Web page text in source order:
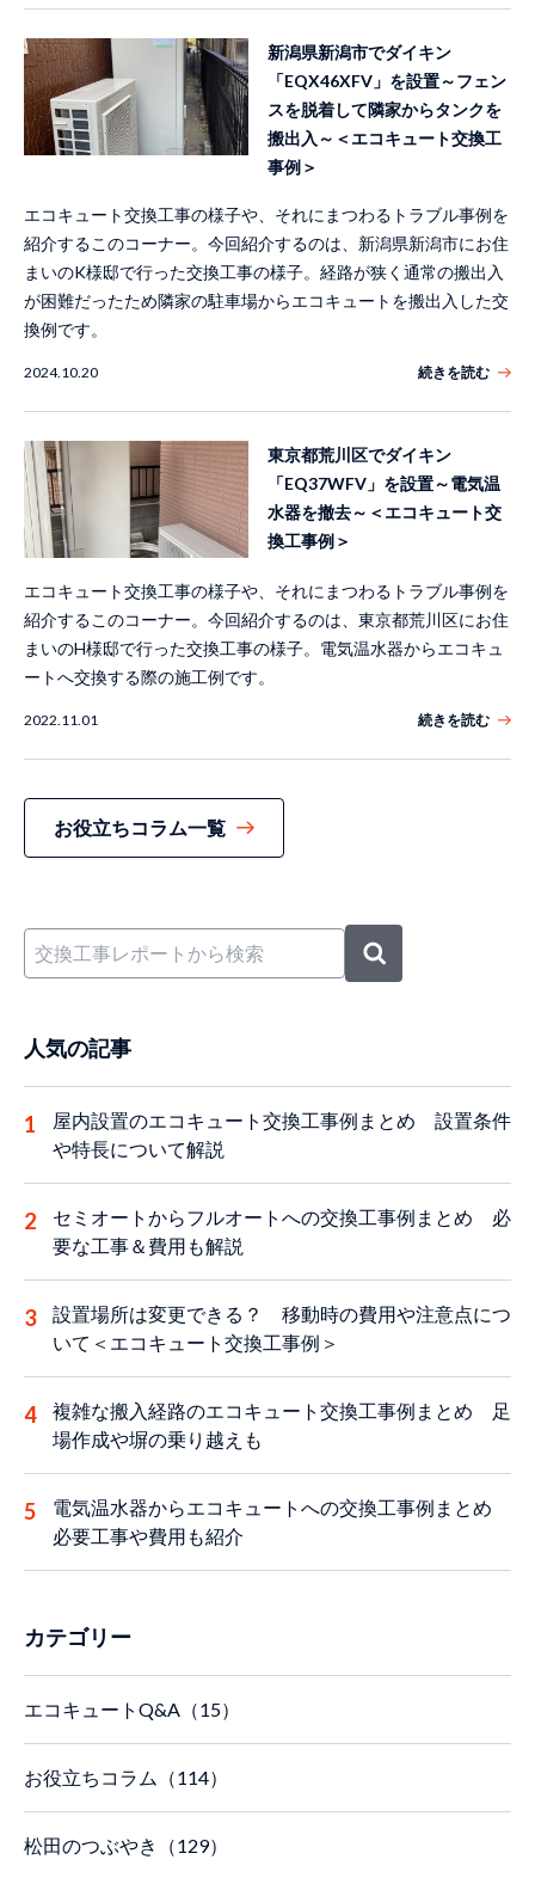
新潟県新潟市でダイキン
「EQX46XFV」を設置～フェン
スを脱着して隣家からタンクを
搬出入～＜エコキュート交換工
事例＞
エコキュート交換工事の様子や、それにまつわるトラブル事例を
紹介するこのコーナー。今回紹介するのは、新潟県新潟市にお住
まいのK様邸で行った交換工事の様子。経路が狭く通常の搬出入
が困難だったため隣家の駐車場からエコキュートを搬出入した交
換例です。
2024.10.20 続きを読む
東京都荒川区でダイキン
「EQ37WFV」を設置～電気温
水器を撤去～＜エコキュート交
換工事例＞
エコキュート交換工事の様子や、それにまつわるトラブル事例を
紹介するこのコーナー。今回紹介するのは、東京都荒川区にお住
まいのH様邸で行った交換工事の様子。電気温水器からエコキュ
ートへ交換する際の施工例です。
2022.11.01 続きを読む
お役立ちコラム一覧
人気の記事
屋内設置のエコキュート交換工事例まとめ 設置条件
や特長について解説
セミオートからフルオートへの交換工事例まとめ 必
要な工事＆費用も解説
設置場所は変更できる？ 移動時の費用や注意点につ
いて＜エコキュート交換工事例＞
複雑な搬入経路のエコキュート交換工事例まとめ 足
場作成や塀の乗り越えも
電気温水器からエコキュートへの交換工事例まとめ
必要工事や費用も紹介
カテゴリー
エコキュートQ&A（15）
お役立ちコラム（114）
松田のつぶやき（129）